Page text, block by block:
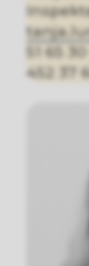
51 65 30
452 37